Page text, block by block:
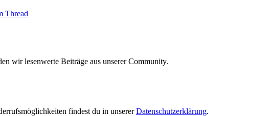
Thread
wir lesenwerte Beiträge aus unserer Community.
findest du in unsererDatenschutzerklärung.